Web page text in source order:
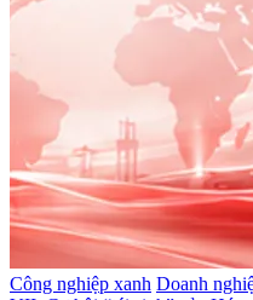
Công nghiệp xanh Doanh